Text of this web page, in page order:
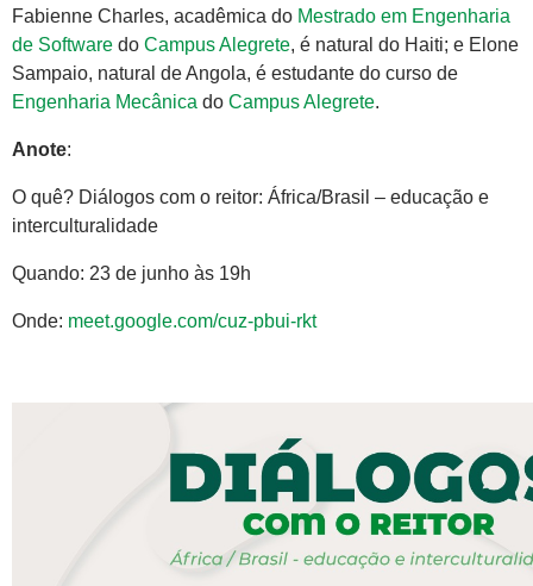
Fabienne Charles, acadêmica do Mestrado em Engenharia
de Software do Campus Alegrete, é natural do Haiti; e Elone
Sampaio, natural de Angola, é estudante do curso de
Engenharia Mecânica do Campus Alegrete.
Anote:
O quê? Diálogos com o reitor: África/Brasil – educação e
interculturalidade
Quando: 23 de junho às 19h
Onde: meet.google.com/cuz-pbui-rkt